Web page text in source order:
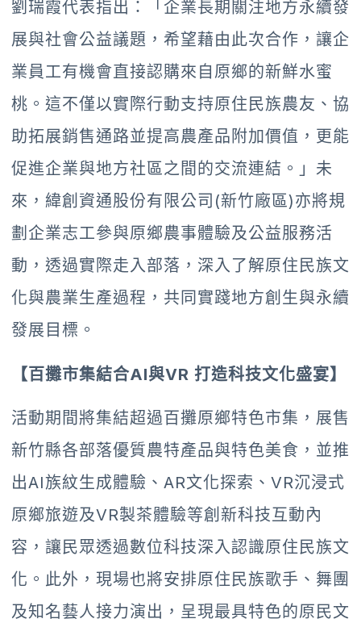
劉瑞霞代表指出：「企業長期關注地方永續發
展與社會公益議題，希望藉由此次合作，讓企
業員工有機會直接認購來自原鄉的新鮮水蜜
桃。這不僅以實際行動支持原住民族農友、協
助拓展銷售通路並提高農產品附加價值，更能
促進企業與地方社區之間的交流連結。」未
來，緯創資通股份有限公司(新竹廠區)亦將規
劃企業志工參與原鄉農事體驗及公益服務活
動，透過實際走入部落，深入了解原住民族文
化與農業生產過程，共同實踐地方創生與永續
發展目標。
【百攤市集結合AI與VR 打造科技文化盛宴】
活動期間將集結超過百攤原鄉特色市集，展售
新竹縣各部落優質農特產品與特色美食，並推
出AI族紋生成體驗、AR文化探索、VR沉浸式
原鄉旅遊及VR製茶體驗等創新科技互動內
容，讓民眾透過數位科技深入認識原住民族文
化。此外，現場也將安排原住民族歌手、舞團
及知名藝人接力演出，呈現最具特色的原民文